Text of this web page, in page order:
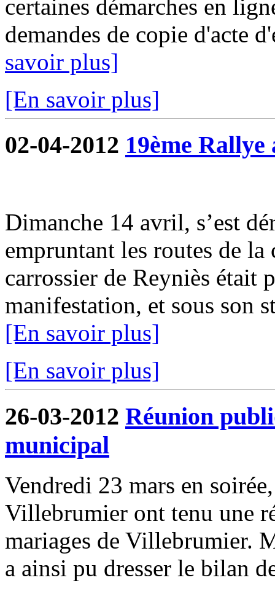
certaines démarches en
demandes de copie d'acte
savoir plus]
[En savoir plus]
02-04-2012 19ème
Dimanche 14 avril, s’est
empruntant les routes de
carrossier de Reyniès était
manifestation, et sous son
[En savoir plus]
[En savoir plus]
26-03-2012 Réunion
municipal
Vendredi 23 mars en
Villebrumier ont tenu une
mariages de Villebrumier.
a ainsi pu dresser le bilan